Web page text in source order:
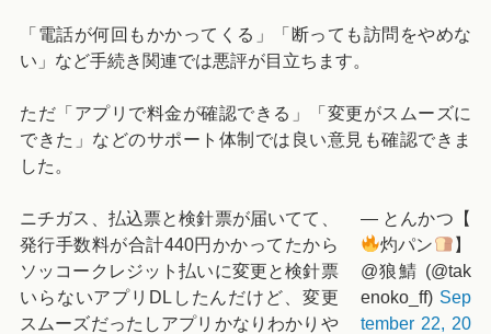
「電話が何回もかかってくる」「断っても訪問をやめな
い」など手続き関連では悪評が目立ちます。
ただ「アプリで料金が確認できる」「変更がスムーズに
できた」などのサポート体制では良い意見も確認できま
した。
ニチガス、払込票と検針票が届いてて、
発行手数料が合計440円かかってたから
ソッコークレジット払いに変更と検針票
いらないアプリDLしたんだけど、変更
スムーズだったしアプリかなりわかりや
— とんかつ【
灼パン
】
@狼鯖 (@tak
enoko_ff) Sep
tember 22, 20